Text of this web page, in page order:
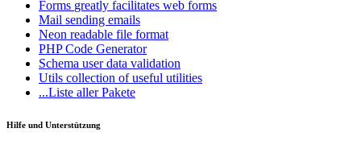
Forms greatly facilitates web forms
Mail sending emails
Neon readable file format
PHP Code Generator
Schema user data validation
Utils collection of useful utilities
...Liste aller Pakete
Hilfe und Unterstützung